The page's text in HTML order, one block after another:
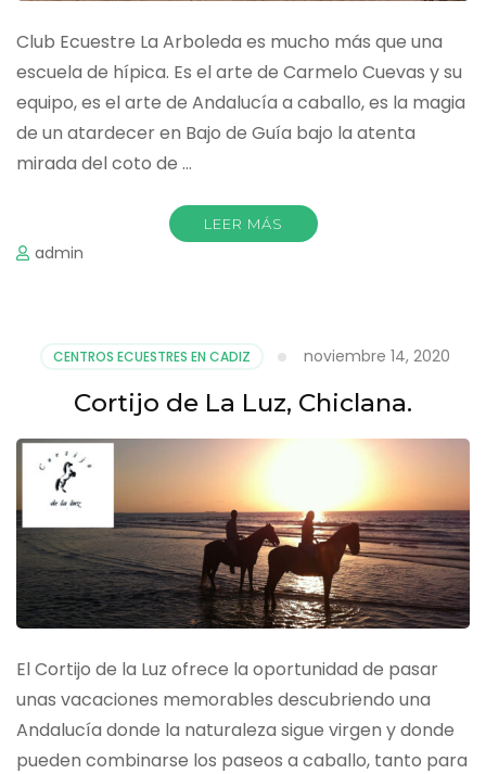
Club Ecuestre La Arboleda es mucho más que una
escuela de hípica. Es el arte de Carmelo Cuevas y su
equipo, es el arte de Andalucía a caballo, es la magia
de un atardecer en Bajo de Guía bajo la atenta
mirada del coto de …
LEER MÁS
admin
CENTROS ECUESTRES EN CADIZ noviembre 14, 2020
Cortijo de La Luz, Chiclana.
El Cortijo de la Luz ofrece la oportunidad de pasar
unas vacaciones memorables descubriendo una
Andalucía donde la naturaleza sigue virgen y donde
pueden combinarse los paseos a caballo, tanto para